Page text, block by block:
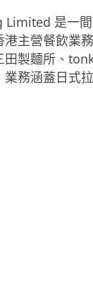
Limited 是一
主營餐飲業
田製麵所、
務涵蓋日式